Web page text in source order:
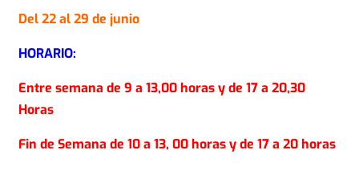
Del 22 al 29 de junio
HORARIO:
Entre semana de9 a 13,00 horas y de 17 a 20,30
Horas
Fin de Semana de10 a 13, 00 horas y de 17 a 20 horas